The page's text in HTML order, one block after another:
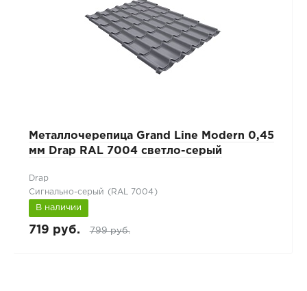
Металлочерепица Grand Line Modern 0,45
мм Drap RAL 7004 светло-серый
Drap
Сигнально-серый (RAL 7004)
В наличии
719 руб. 799 руб.